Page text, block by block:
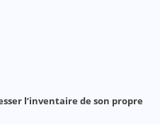
l’inventaire de son propre